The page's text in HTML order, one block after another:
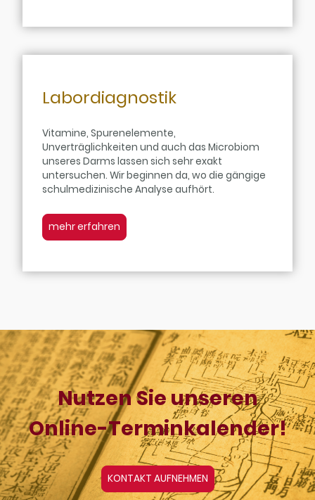
Labordiagnostik
Vitamine, Spurenelemente,
Unverträglichkeiten und auch das Microbiom
unseres Darms lassen sich sehr exakt
untersuchen. Wir beginnen da, wo die gängige
schulmedizinische Analyse aufhört.
mehr erfahren
Nutzen Sie unseren
Online-Terminkalender!
KONTAKT AUFNEHMEN